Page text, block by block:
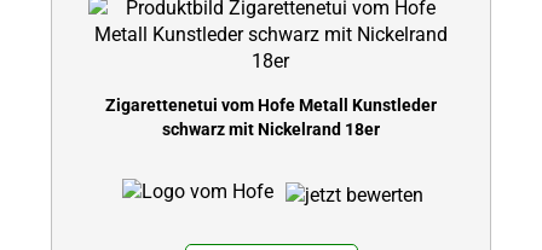
Zigarettenetui vom Hofe Metall Kunstleder
schwarz mit Nickelrand 18er